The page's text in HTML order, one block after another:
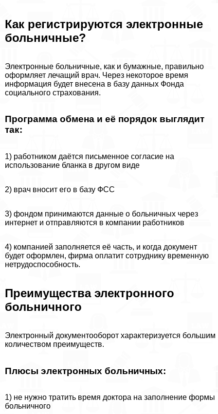
Как регистрируются электронные
больничные?
Электронные больничные, как и бумажные, правильно
оформляет лечащий врач. Через некоторое время
информация будет внесена в базу данных Фонда
социального страхования.
Программа обмена и её порядок выглядит
так:
1) работником даётся письменное согласие на
использование бланка в другом виде
2) врач вносит его в базу ФСС
3) фондом принимаются данные о больничных через
интернет и отправляются в компании работников
4) компанией заполняется её часть, и когда документ
будет оформлен, фирма оплатит сотруднику временную
нетрудоспособность.
Преимущества электронного
больничного
Электронный документооборот хаpaктеризуется большим
количеством преимуществ.
Плюсы электронных больничных:
1) не нужно тратить время доктора на заполнение формы
больничного